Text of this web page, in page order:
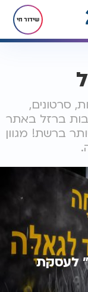
שידור חי
סרטונים,
ברזל באתר
ביותר ברשת! מגוון
לעסקת